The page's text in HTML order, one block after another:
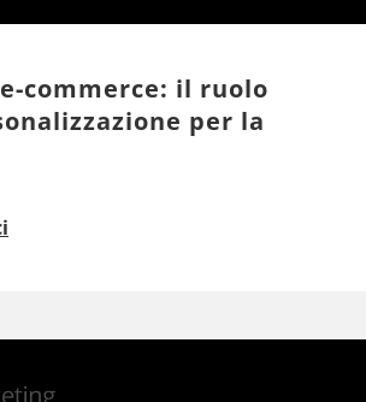
commerce: il ruolo
per la